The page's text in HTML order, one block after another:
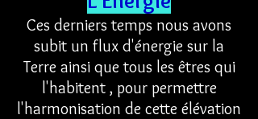
Ces derniers temps nous avons
subit un flux d'énergie sur la
Terre ainsi que tous les êtres qui
l'habitent , pour permettre
l'harmonisation de cette élévation